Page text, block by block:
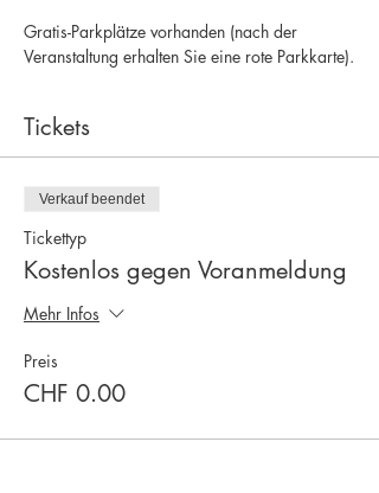
Gratis-Parkplätze vorhanden (nach der
Veranstaltung erhalten Sie eine rote Parkkarte).
Tickets
Verkauf beendet
Tickettyp
Kostenlos gegen Voranmeldung
Mehr Infos
Preis
CHF 0.00